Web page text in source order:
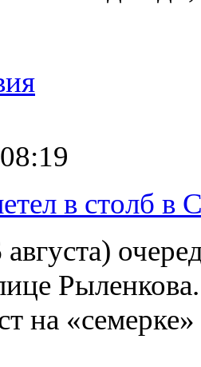
в столб в
на